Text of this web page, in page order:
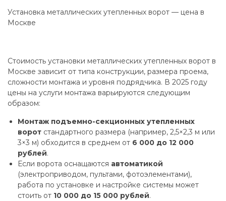
Установка металлических утепленных ворот — цена в
Москве
Стоимость установки металлических утепленных ворот в
Москве зависит от типа конструкции, размера проема,
сложности монтажа и уровня подрядчика. В 2025 году
цены на услуги монтажа варьируются следующим
образом:
Монтаж подъемно-секционных утепленных
ворот стандартного размера (например, 2,5×2,3 м или
3×3 м) обходится в среднем от 6 000 до 12 000
рублей.
Если ворота оснащаются автоматикой
(электроприводом, пультами, фотоэлементами),
работа по установке и настройке системы может
стоить от 10 000 до 15 000 рублей.